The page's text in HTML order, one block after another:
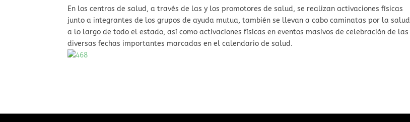
En los centros de salud, a través de las y los promotores de salud, se realizan activaciones físicas
junto a integrantes de los grupos de ayuda mutua, también se llevan a cabo caminatas por la salud
a lo largo de todo el estado, así como activaciones físicas en eventos masivos de celebración de las
diversas fechas importantes marcadas en el calendario de salud.